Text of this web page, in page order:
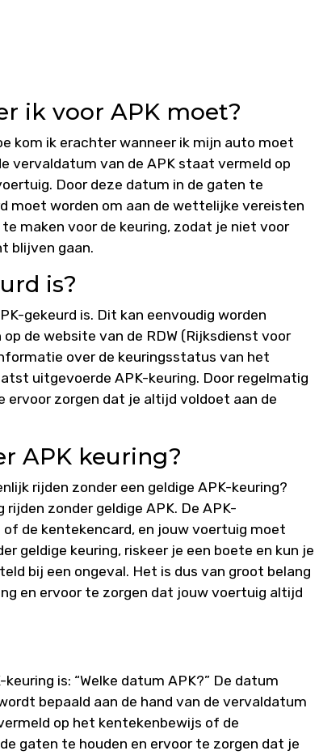
ik voor APK moet?
kom ik erachter wanneer ik mijn auto moet
vervaldatum van de APK staat vermeld op
Door deze datum in de gaten te
moet worden om aan de wettelijke vereisten
maken voor de keuring, zodat je niet voor
blijven gaan.
is?
gekeurd is. Dit kan eenvoudig worden
de website van de RDW (Rijksdienst voor
over de keuringsstatus van het
uitgevoerde APK-keuring. Door regelmatig
ervoor zorgen dat je altijd voldoet aan de
APK keuring?
rijden zonder een geldige APK-keuring?
zonder geldige APK. De APK-
de kentekencard, en jouw voertuig moet
geldige keuring, riskeer je een boete en kun je
bij een ongeval. Het is dus van groot belang
en ervoor te zorgen dat jouw voertuig altijd
is: “Welke datum APK?” De datum
bepaald aan de hand van de vervaldatum
op het kentekenbewijs of de
gaten te houden en ervoor te zorgen dat je